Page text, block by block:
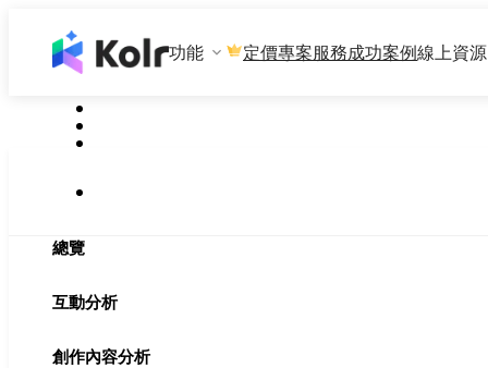
功能 定價專案服務成功案例線上資源
總覽
互動分析
創作內容分析